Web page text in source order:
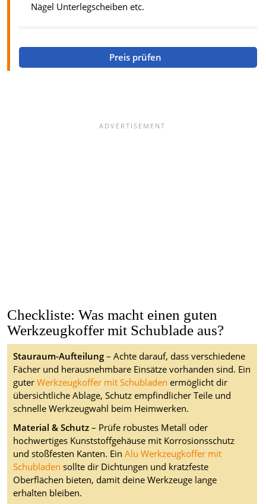
Nägel Unterlegscheiben etc.
Preis prüfen
Checkliste: Was macht einen guten
Werkzeugkoffer mit Schublade aus?
Stauraum-Aufteilung– Achte darauf, dass verschiedene
Fächer und herausnehmbare Einsätze vorhanden sind. Ein
guterWerkzeugkoffer mit Schubladen ermöglicht dir
übersichtliche Ablage, Schutz empfindlicher Teile und
schnelle Werkzeugwahl beim Heimwerken.
Material & Schutz– Prüfe robustes Metall oder
hochwertiges Kunststoffgehäuse mit Korrosionsschutz
und stoßfesten Kanten. Ein Alu Werkzeugkoffer mit
Schubladen sollte dir Dichtungen und kratzfeste
Oberflächen bieten, damit deine Werkzeuge lange
erhalten bleiben.